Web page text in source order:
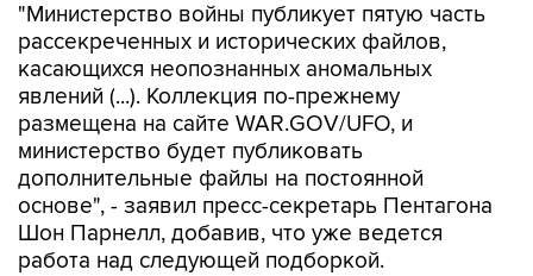
"Министерство войны публикует пятую часть
рассекреченных и исторических файлов,
касающихся неопознанных аномальных
явлений (...). Коллекция по-прежнему
размещена на сайте WAR.GOV/UFO, и
министерство будет публиковать
дополнительные файлы на постоянной
основе", - заявил пресс-секретарь Пентагона
Шон Парнелл, добавив, что уже ведется
работа над следующей подборкой.